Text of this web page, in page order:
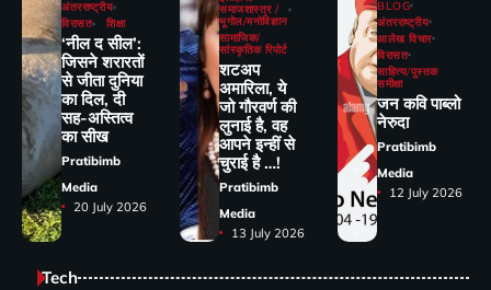
अंतरराष्ट्रीय
विरासत
शिक्षा
‘नील द सील’:
जिसने शरारतों
से जीता दुनिया
का दिल, दी
सह-अस्तित्व
का सीख
Pratibimb
Media
20 July 2026
समाजशास्त्र /
भूगोल/मनोविज्ञान
सामाजिक/
सांस्कृतिक रिपोर्ट
शटअप
अमारिला, ये
जो गौरवर्ण की
लुनाई है, वह
आपने इन्हीं से
चुराई है …!
Pratibimb
Media
13 July 2026
BLOG
अंतरराष्ट्रीय
आलेख विचार
विरासत
साहित्य/पुस्तक
समीक्षा
जन कवि पाब्लो
नेरुदा
Pratibimb
Media
12 July 2026
Tech